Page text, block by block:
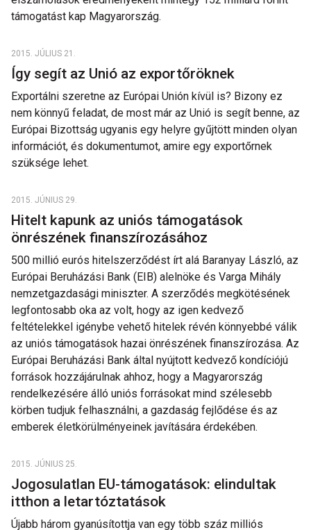
támogatást kap Magyarország.
2015. JÚLIUS 21.
Így segít az Unió az exportőröknek
Exportálni szeretne az Európai Unión kívül is? Bizony ez
nem könnyű feladat, de most már az Unió is segít benne, az
Európai Bizottság ugyanis egy helyre gyűjtött minden olyan
információt, és dokumentumot, amire egy exportőrnek
szüksége lehet.
2015. JÚNIUS 29.
Hitelt kapunk az uniós támogatások
önrészének finanszírozásához
500 millió eurós hitelszerződést írt alá Baranyay László, az
Európai Beruházási Bank (EIB) alelnöke és Varga Mihály
nemzetgazdasági miniszter. A szerződés megkötésének
legfontosabb oka az volt, hogy az igen kedvező
feltételekkel igénybe vehető hitelek révén könnyebbé válik
az uniós támogatások hazai önrészének finanszírozása. Az
Európai Beruházási Bank által nyújtott kedvező kondíciójú
források hozzájárulnak ahhoz, hogy a Magyarország
rendelkezésére álló uniós forrásokat mind szélesebb
körben tudjuk felhasználni, a gazdaság fejlődése és az
emberek életkörülményeinek javítására érdekében.
2015. JÚNIUS 25.
Jogosulatlan EU-támogatások: elindultak
itthon a letartóztatások
Újabb három gyanúsítottja van egy több száz milliós